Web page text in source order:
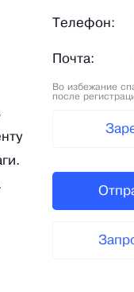
Телефон:
Почта:
Во избежание
после